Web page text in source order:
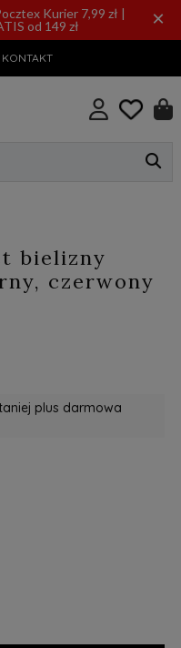
Kurier 7,99 zł |
od 149 zł
×
KONTAKT
bielizny
czerwony
plus darmowa